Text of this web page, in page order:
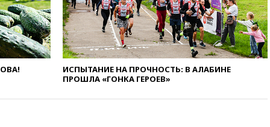
вчера, 21:43Экс-
председатель Верховного
суда Венгрии согласился стать
президентом республики
вчера, 20:58Финляндия
введет экзамен для
претендентов на получение
ИСПЫТАНИЕ НА ПРОЧНОСТЬ: В АЛАБИНЕ
ПРОШЛА «ГОНКА ГЕРОЕВ»